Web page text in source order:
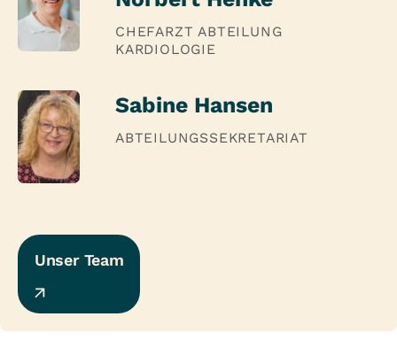
CHEFARZT ABTEILUNG
KARDIOLOGIE
Sabine Hansen
ABTEILUNGSSEKRETARIAT
Unser Team